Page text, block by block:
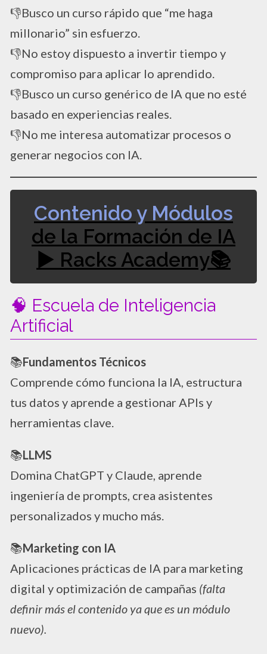
👎​Busco un curso rápido que “me haga
millonario” sin esfuerzo.
👎​No estoy dispuesto a invertir tiempo y
compromiso para aplicar lo aprendido.
👎​Busco un curso genérico de IA que no esté
basado en experiencias reales.
👎​No me interesa automatizar procesos o
generar negocios con IA.
Contenido y Módulos
de la Formación de IA
▶ Racks Academy📚
🧠 Escuela de Inteligencia
Artificial
📚Fundamentos Técnicos
Comprende cómo funciona la IA, estructura
tus datos y aprende a gestionar APIs y
herramientas clave.
📚LLMS
Domina ChatGPT y Claude, aprende
ingeniería de prompts, crea asistentes
personalizados y mucho más.
📚Marketing con IA
Aplicaciones prácticas de IA para marketing
digital y optimización de campañas (falta
definir más el contenido ya que es un módulo
nuevo).